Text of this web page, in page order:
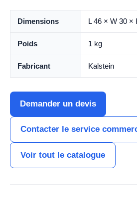
Dimensions L 46 × W 30 ×
Poids 1 kg
Fabricant Kalstein
Demander un devis
Contacter le service
Voir tout le catalogue